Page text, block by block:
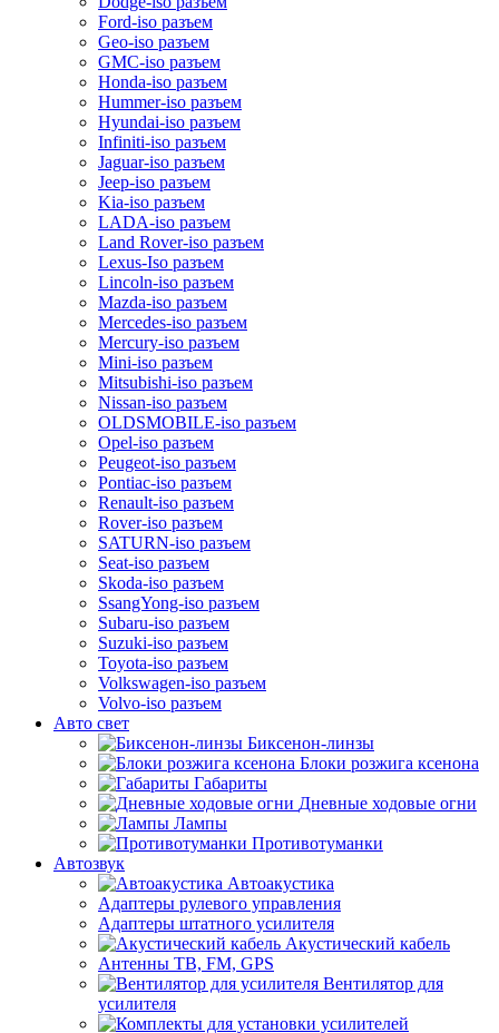
Ford-iso разъем
Geo-iso разъем
GMC-iso разъем
Honda-iso разъем
Hummer-iso разъем
Hyundai-iso разъем
Infiniti-iso разъем
Jaguar-iso разъем
Jeep-iso разъем
Kia-iso разъем
LADA-iso разъем
Land Rover-iso разъем
Lexus-Iso разъем
Lincoln-iso разъем
Mazda-iso разъем
Mercedes-iso разъем
Mercury-iso разъем
Mini-iso разъем
Mitsubishi-iso разъем
Nissan-iso разъем
OLDSMOBILE-iso разъем
Opel-iso разъем
Peugeot-iso разъем
Pontiac-iso разъем
Renault-iso разъем
Rover-iso разъем
SATURN-iso разъем
Seat-iso разъем
Skoda-iso разъем
SsangYong-iso разъем
Subaru-iso разъем
Suzuki-iso разъем
Toyota-iso разъем
Volkswagen-iso разъем
Volvo-iso разъем
Авто свет
Биксенон-линзы
Блоки розжига ксенона
Габариты
Дневные ходовые огни
Лампы
Противотуманки
Автозвук
Автоакустика
Адаптеры рулевого управления
Адаптеры штатного усилителя
Акустический кабель
Антенны ТВ, FM, GPS
Вентилятор для
усилителя